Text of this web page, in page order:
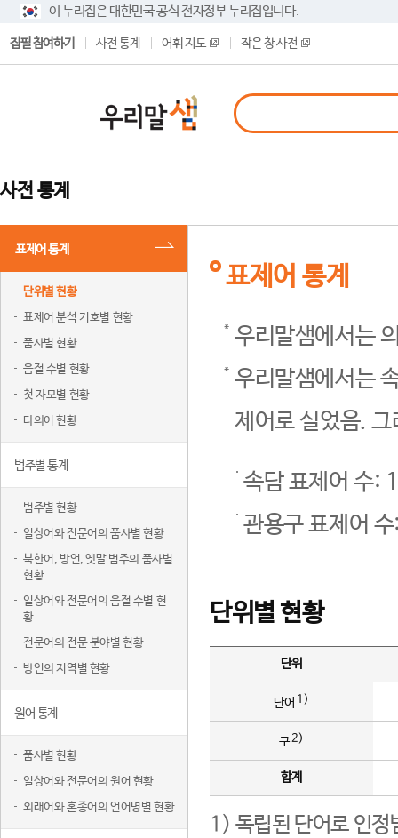
이 누리집은 대한민국 공식 전자정부 누리집입니다.
집필 참여하기 사전 통계 어휘 지도 작은 창 사전
사전 통계
표제어 통계
단위별 현황
표제어 분석 기호별 현황
품사별 현황
음절 수별 현황
첫 자모별 현황
다의어 현황
범주별 통계
범주별 현황
일상어와 전문어의 품사별 현황
북한어, 방언, 옛말 범주의 품사별
현황
일상어와 전문어의 음절 수별 현
황
전문어의 전문 분야별 현황
방언의 지역별 현황
원어 통계
품사별 현황
일상어와 전문어의 원어 현황
외래어와 혼종어의 언어명별 현황
표제어 통계
우리말샘에서는
우리말샘에서는
제어로 실었음.
속담 표제어 수:
관용구 표제어
단위별 현황
단위
단어 1)
구2)
합계
1) 독립된 단어로 인정